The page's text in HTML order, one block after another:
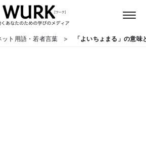
ット用語・若者言葉 「よいちょまる」の意